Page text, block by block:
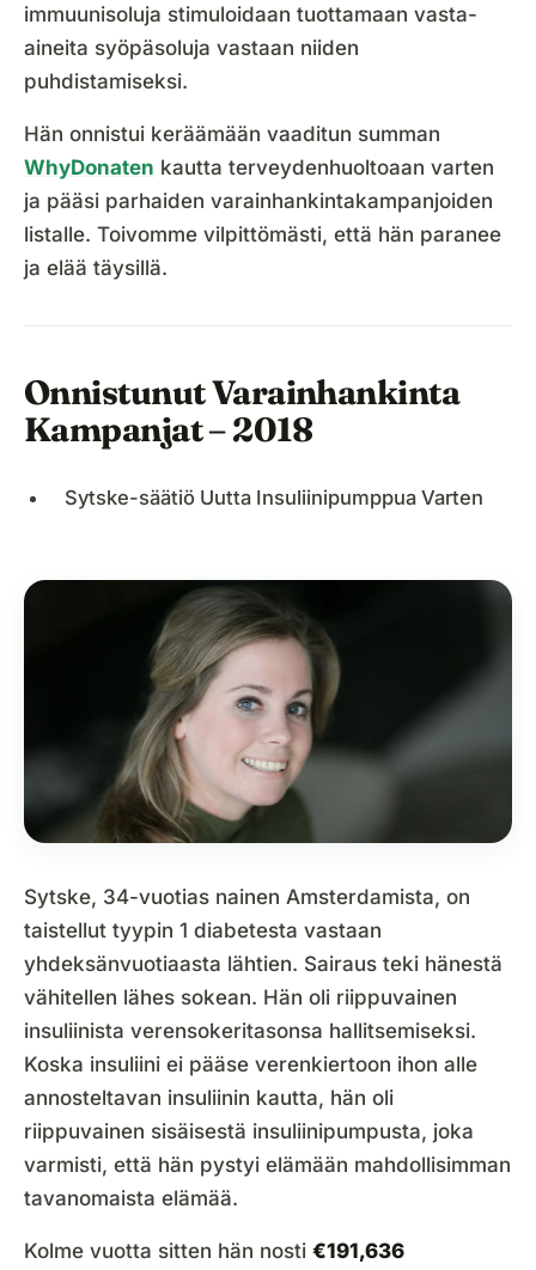
immuunisoluja stimuloidaan tuottamaan vasta-
aineita syöpäsoluja vastaan niiden
puhdistamiseksi.
Hän onnistui keräämään vaaditun summan
WhyDonaten kautta terveydenhuoltoaan varten
ja pääsi parhaiden varainhankintakampanjoiden
listalle. Toivomme vilpittömästi, että hän paranee
ja elää täysillä.
Onnistunut Varainhankinta
Kampanjat – 2018
Sytske-säätiö Uutta Insuliinipumppua Varten
Sytske, 34-vuotias nainen Amsterdamista, on
taistellut tyypin 1 diabetesta vastaan
yhdeksänvuotiaasta lähtien. Sairaus teki hänestä
vähitellen lähes sokean. Hän oli riippuvainen
insuliinista verensokeritasonsa hallitsemiseksi.
Koska insuliini ei pääse verenkiertoon ihon alle
annosteltavan insuliinin kautta, hän oli
riippuvainen sisäisestä insuliinipumpusta, joka
varmisti, että hän pystyi elämään mahdollisimman
tavanomaista elämää.
Kolme vuotta sitten hän nosti €191,636